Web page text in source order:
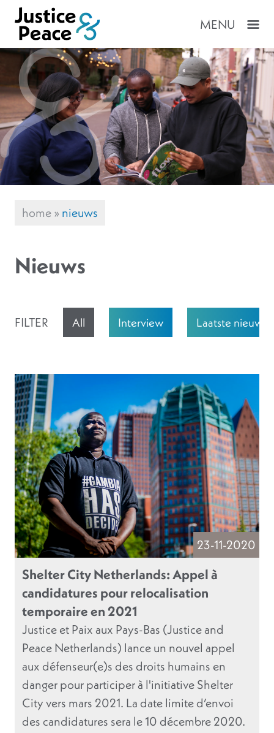
MENU
home»nieuws
Nieuws
FILTER All Interview Laatste nieuws
23-11-2020
Shelter City Netherlands: Appel à
candidatures pour relocalisation
temporaire en 2021
Justice et Paix aux Pays-Bas (Justice and
Peace Netherlands) lance un nouvel appel
aux défenseur(e)s des droits humains en
danger pour participer à l'initiative Shelter
City vers mars 2021. La date limite d’envoi
des candidatures sera le 10 décembre 2020.